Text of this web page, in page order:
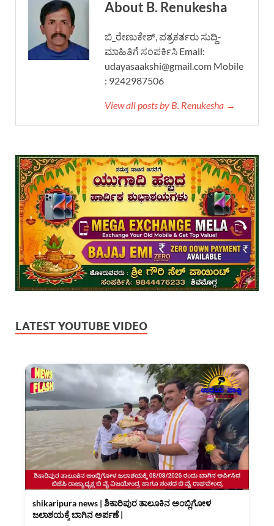
About B. Renukesha
ಬಿ_ರೇಣುಕೇಶ್, ಪತ್ರಕರ್ತರು ಸುದ್ದಿ-
ಮಾಹಿತಿಗೆ ಸಂಪರ್ಕಿಸಿ Email:
udayasaakshi@gmail.com Mobile
: 9242987506
View all posts by B. Renukesha →
LATEST YOUTUBE VIDEO
shikaripura news | ಶಿಕಾರಿಪುರ ತಾಲೂಕಿನ ಅಂಬ್ಲಿಗೋಳ
ಜಲಾಶಯಕ್ಕೆ ಬಾಗಿನ ಅರ್ಪಣೆ |